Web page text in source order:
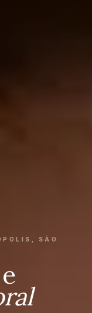
SÃO